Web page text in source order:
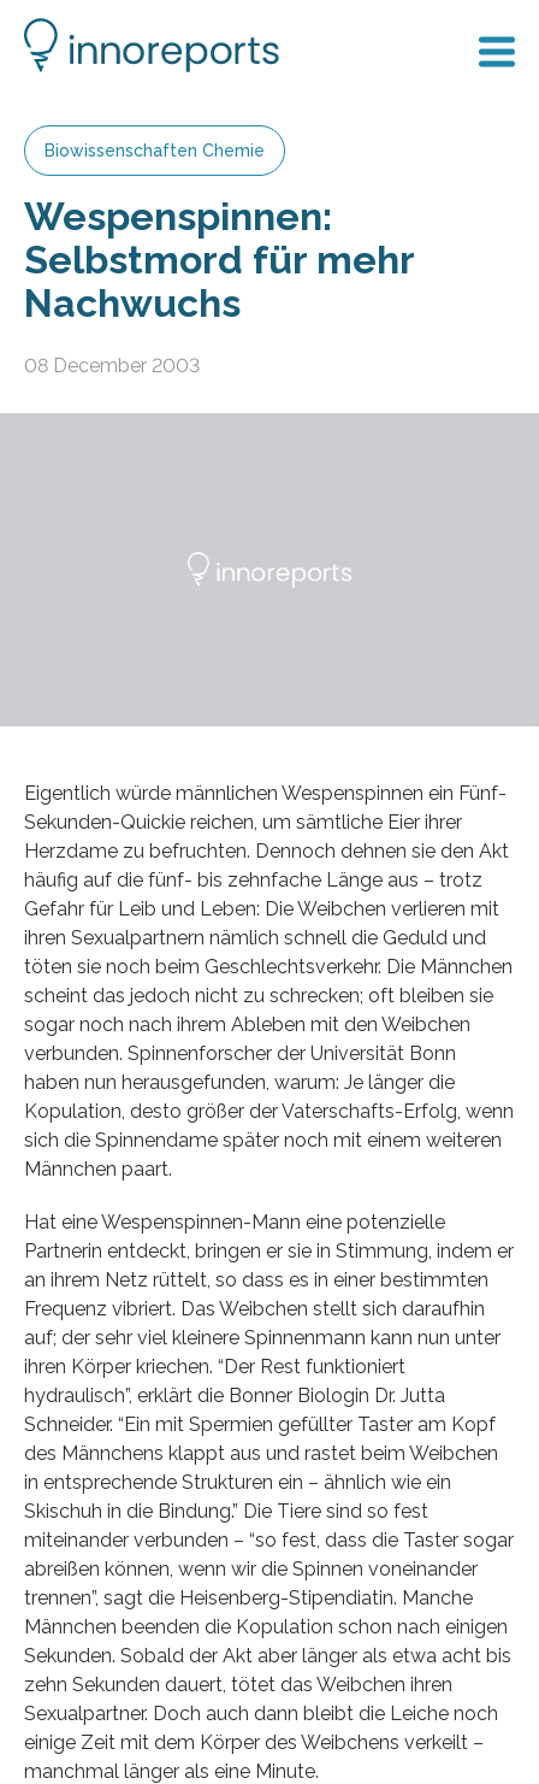
Biowissenschaften Chemie
Wespenspinnen:
Selbstmord für mehr
Nachwuchs
08 December 2003
Eigentlich würde männlichen Wespenspinnen ein Fünf-
Sekunden-Quickie reichen, um sämtliche Eier ihrer
Herzdame zu befruchten. Dennoch dehnen sie den Akt
häufig auf die fünf- bis zehnfache Länge aus – trotz
Gefahr für Leib und Leben: Die Weibchen verlieren mit
ihren Sexualpartnern nämlich schnell die Geduld und
töten sie noch beim Geschlechtsverkehr. Die Männchen
scheint das jedoch nicht zu schrecken; oft bleiben sie
sogar noch nach ihrem Ableben mit den Weibchen
verbunden. Spinnenforscher der Universität Bonn
haben nun herausgefunden, warum: Je länger die
Kopulation, desto größer der Vaterschafts-Erfolg, wenn
sich die Spinnendame später noch mit einem weiteren
Männchen paart.
Hat eine Wespenspinnen-Mann eine potenzielle
Partnerin entdeckt, bringen er sie in Stimmung, indem er
an ihrem Netz rüttelt, so dass es in einer bestimmten
Frequenz vibriert. Das Weibchen stellt sich daraufhin
auf; der sehr viel kleinere Spinnenmann kann nun unter
ihren Körper kriechen. “Der Rest funktioniert
hydraulisch”, erklärt die Bonner Biologin Dr. Jutta
Schneider. “Ein mit Spermien gefüllter Taster am Kopf
des Männchens klappt aus und rastet beim Weibchen
in entsprechende Strukturen ein – ähnlich wie ein
Skischuh in die Bindung.” Die Tiere sind so fest
miteinander verbunden – “so fest, dass die Taster sogar
abreißen können, wenn wir die Spinnen voneinander
trennen”, sagt die Heisenberg-Stipendiatin. Manche
Männchen beenden die Kopulation schon nach einigen
Sekunden. Sobald der Akt aber länger als etwa acht bis
zehn Sekunden dauert, tötet das Weibchen ihren
Sexualpartner. Doch auch dann bleibt die Leiche noch
einige Zeit mit dem Körper des Weibchens verkeilt –
manchmal länger als eine Minute.